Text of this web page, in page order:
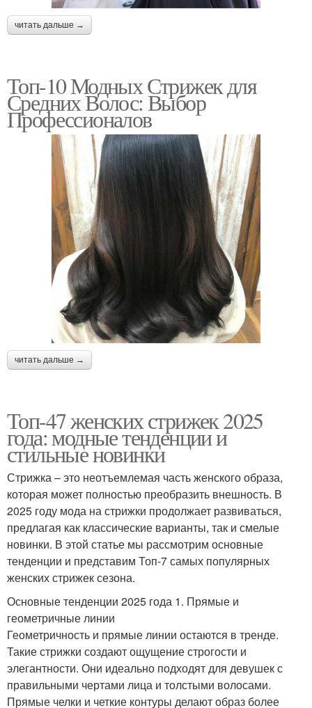
читать дальше →
Топ-10 Модных Стрижек для
Средних Волос: Выбор
Профессионалов
читать дальше →
Топ-47 женских стрижек 2025
года: модные тенденции и
стильные новинки
Стрижка – это неотъемлемая часть женского образа,
которая может полностью преобразить внешность. В
2025 году мода на стрижки продолжает развиваться,
предлагая как классические варианты, так и смелые
новинки. В этой статье мы рассмотрим основные
тенденции и представим Топ-7 самых популярных
женских стрижек сезона.
Основные тенденции 2025 года 1. Прямые и
геометричные линии
Геометричность и прямые линии остаются в тренде.
Такие стрижки создают ощущение строгости и
элегантности. Они идеально подходят для девушек с
правильными чертами лица и толстыми волосами.
Прямые челки и четкие контуры делают образ более